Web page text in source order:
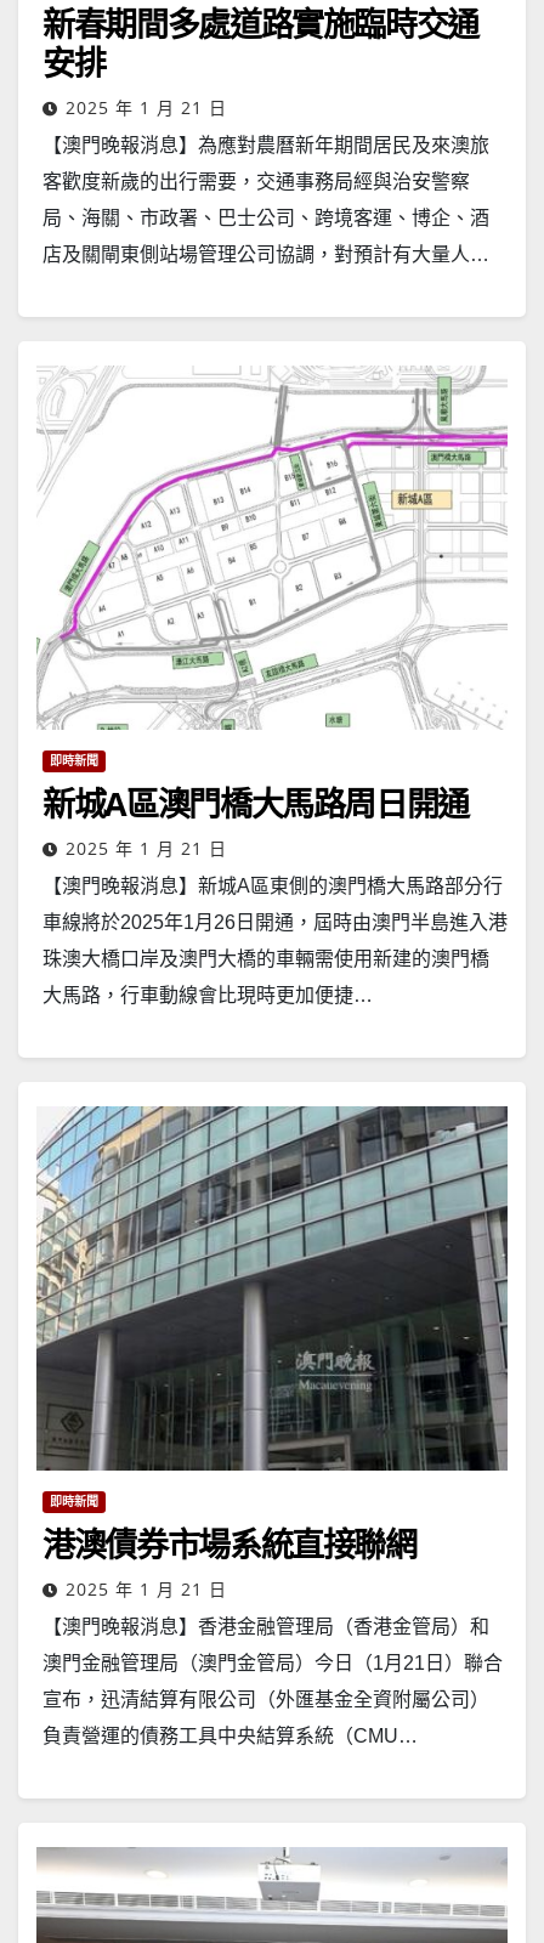
新春期間多處道路實施臨時交通
安排
2025 年 1 月 21 日
【澳門晚報消息】為應對農曆新年期間居民及來澳旅
客歡度新歲的出行需要，交通事務局經與治安警察
局、海關、市政署、巴士公司、跨境客運、博企、酒
店及關閘東側站場管理公司協調，對預計有大量人…
即時新聞
新城A區澳門橋大馬路周日開通
2025 年 1 月 21 日
【澳門晚報消息】新城A區東側的澳門橋大馬路部分行
車線將於2025年1月26日開通，屆時由澳門半島進入港
珠澳大橋口岸及澳門大橋的車輛需使用新建的澳門橋
大馬路，行車動線會比現時更加便捷…
即時新聞
港澳債券市場系統直接聯網
2025 年 1 月 21 日
【澳門晚報消息】香港金融管理局（香港金管局）和
澳門金融管理局（澳門金管局）今日（1月21日）聯合
宣布，迅清結算有限公司（外匯基金全資附屬公司）
負責營運的債務工具中央結算系統（CMU…